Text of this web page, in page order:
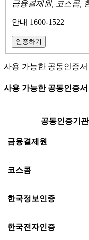
금융결제원, 코스콤,
안내 1600-1522
인증하기
사용 가능한 공동인증
사용 가능한 공동인증
공동인증기관
금융결제원
코스콤
한국정보인증
한국전자인증